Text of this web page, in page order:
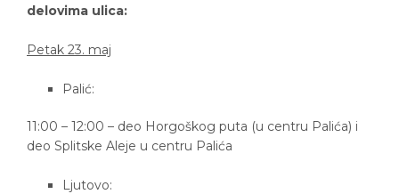
delovima ulica:
Petak 23. maj
Palić:
11:00 – 12:00 – deo Horgoškog puta (u centru Palića) i
deo Splitske Aleje u centru Palića
Ljutovo: